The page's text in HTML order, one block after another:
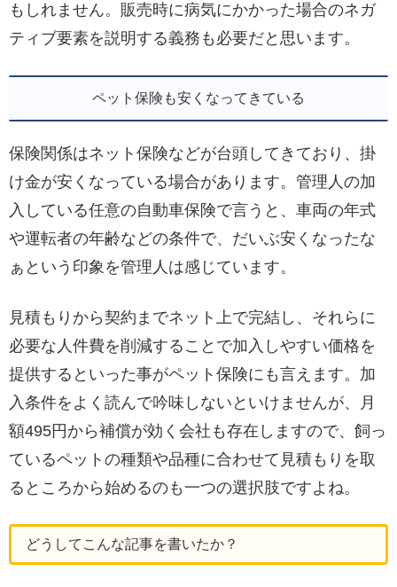
もしれません。販売時に病気にかかった場合のネガ
ティブ要素を説明する義務も必要だと思います。
ペット保険も安くなってきている
保険関係はネット保険などが台頭してきており、掛
け金が安くなっている場合があります。管理人の加
入している任意の自動車保険で言うと、車両の年式
や運転者の年齢などの条件で、だいぶ安くなったな
ぁという印象を管理人は感じています。
見積もりから契約までネット上で完結し、それらに
必要な人件費を削減することで加入しやすい価格を
提供するといった事がペット保険にも言えます。加
入条件をよく読んで吟味しないといけませんが、月
額495円から補償が効く会社も存在しますので、飼っ
ているペットの種類や品種に合わせて見積もりを取
るところから始めるのも一つの選択肢ですよね。
どうしてこんな記事を書いたか？